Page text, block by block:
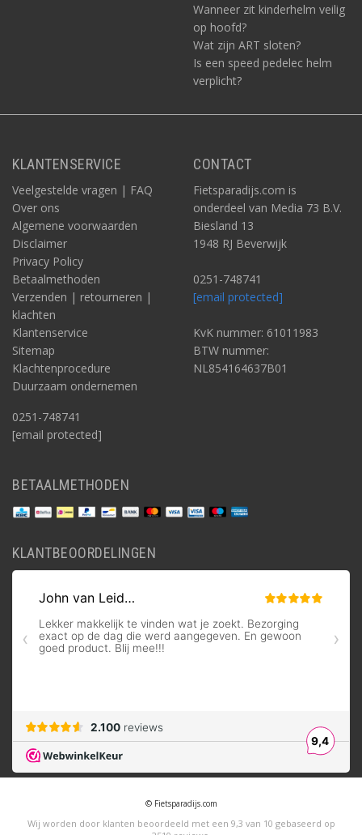
Wanneer zit kinderhelm veilig
op hoofd?
Wat zijn ART sloten?
Is een speed pedelec helm
verplicht?
KLANTENSERVICE
Veelgestelde vragen | FAQ
Over ons
Algemene voorwaarden
Disclaimer
Privacy Policy
Betaalmethoden
Verzenden | retourneren |
klachten
Klantenservice
Sitemap
Klachtenprocedure
Duurzaam ondernemen
0251-748741
[email protected]
CONTACT
Fietsparadijs.com is
onderdeel van Media 73 B.V.
Biesland 13
1948 RJ Beverwijk
0251-748741
[email protected]
KvK nummer: 61011983
BTW nummer:
NL854164637B01
BETAALMETHODEN
KLANTBEOORDELINGEN
© Fietsparadijs.com
Wij worden door klanten beoordeeld met een 9,3 van 10 gebaseerd op